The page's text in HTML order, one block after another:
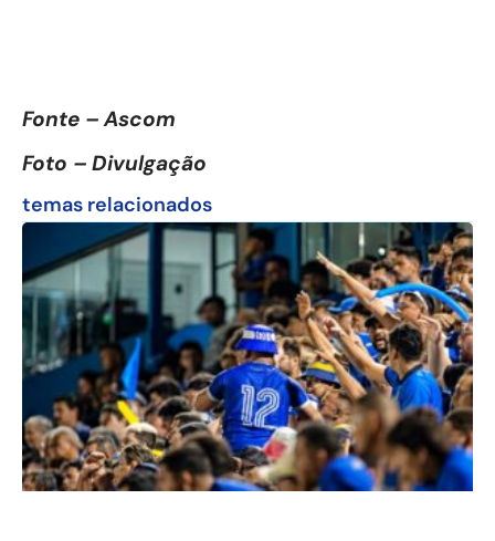
Fonte – Ascom
Foto – Divulgação
temas relacionados